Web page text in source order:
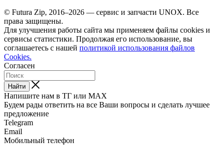
© Futura Zip, 2016–2026 — сервис и запчасти UNOX. Все
права защищены.
Для улучшения работы сайта мы применяем файлы cookies и
сервисы статистики. Продолжая его использование, вы
соглашаетесь с нашей политикой использования файлов
Cookies.
Согласен
Найти
Напишите нам в ТГ или MAX
Будем рады ответить на все Ваши вопросы и сделать лучшее
предложение
Telegram
Email
Мобильный телефон